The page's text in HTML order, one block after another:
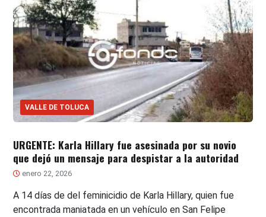
VALLE DE TOLUCA
URGENTE: Karla Hillary fue asesinada por su novio
que dejó un mensaje para despistar a la autoridad
enero 22, 2026
A 14 días de del feminicidio de Karla Hillary, quien fue
encontrada maniatada en un vehículo en San Felipe